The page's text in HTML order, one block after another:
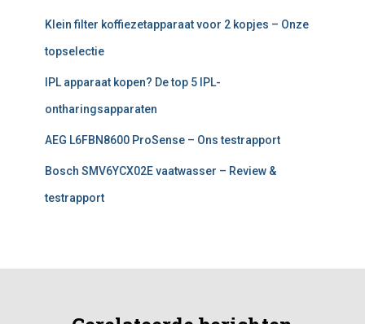
Klein filter koffiezetapparaat voor 2 kopjes – Onze
topselectie
IPL apparaat kopen? De top 5 IPL-
ontharingsapparaten
AEG L6FBN8600 ProSense – Ons testrapport
Bosch SMV6YCX02E vaatwasser – Review &
testrapport